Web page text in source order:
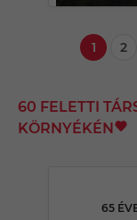
1 2
60 FELETTI
KÖRNYÉKÉN
65